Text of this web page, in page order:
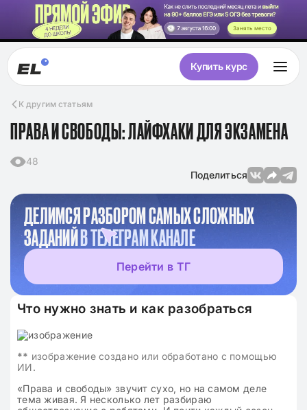
Занять место
Купить курс
К другим статьям
ПРАВА И СВОБОДЫ: ЛАЙФХАКИ ДЛЯ ЭКЗАМЕНА
48
Поделиться
ДЕЛИМСЯ РАЗБОРОМ САМЫХ СЛОЖНЫХ
ЗАДАНИЙВ ТЕЛЕГРАМ КАНАЛЕ
Перейти в ТГ
Что нужно знать и как разобраться
** изображение создано или обработано с помощью
ИИ.
«Права и свободы» звучит сухо, но на самом деле
тема живая. Я несколько лет разбираю